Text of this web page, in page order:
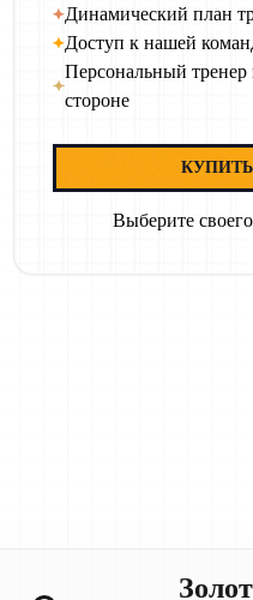
Динамический план
Доступ к нашей
Персональный тренер
стороне
КУПИТЬ
Выберите